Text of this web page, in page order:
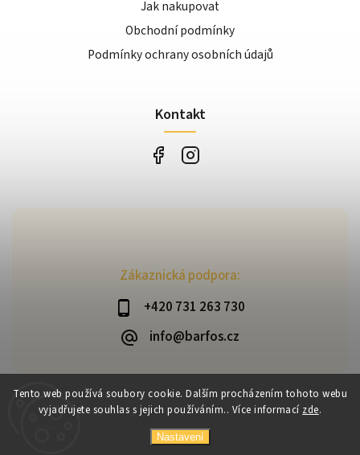
Tento web používá soubory cookie. Dalším procházením tohoto webu
vyjadřujete souhlas s jejich používáním.. Více informací zde.
Nastavení
Zákaznická podpora:
+420 731 263 730
info@barfos.cz
Jak nakupovat
Obchodní podmínky
Podmínky ochrany osobních údajů
Kontakt
Copyright 2026Barfoš. Všechna práva vyhrazena.
VytvořilShoptet| Design